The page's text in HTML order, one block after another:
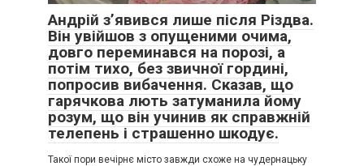
Андрій з’явився лише після Різдва.
Він увійшов з опущеними очима,
довго переминався на порозі, а
потім тихо, без звичної гордині,
попросив вибачення. Сказав, що
гарячкова лють затуманила йому
розум, що він учинив як справжній
телепень і страшенно шкодує.
Такої пори вечірнє місто завжди схоже на чудернацьку